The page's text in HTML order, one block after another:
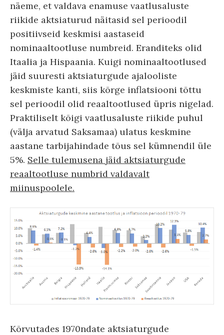
näeme, et valdava enamuse vaatlusaluste
riikide aktsiaturud näitasid sel perioodil
positiivseid keskmisi aastaseid
nominaaltootluse numbreid. Eranditeks olid
Itaalia ja Hispaania. Kuigi nominaaltootlused
jäid suuresti aktsiaturgude ajalooliste
keskmiste kanti, siis kõrge inflatsiooni tõttu
sel perioodil olid reaaltootlused üpris nigelad.
Praktiliselt kõigi vaatlusaluste riikide puhul
(välja arvatud Saksamaa) ulatus keskmine
aastane tarbijahindade tõus sel kümnendil üle
5%. Selle tulemusena jäid aktsiaturgude
reaaltootluse numbrid valdavalt
miinuspoolele.
Kõrvutades 1970ndate aktsiaturgude